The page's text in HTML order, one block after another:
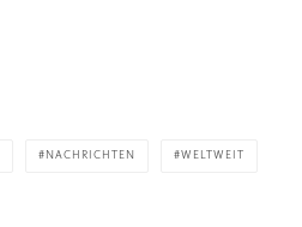
NACHRICHTEN WELTWEIT